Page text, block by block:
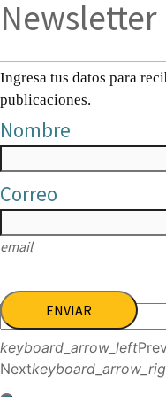
Newsletter
Ingresa tus datos para
publicaciones.
Nombre
Correo
email
ENVIAR
keyboard_arrow_left
Next